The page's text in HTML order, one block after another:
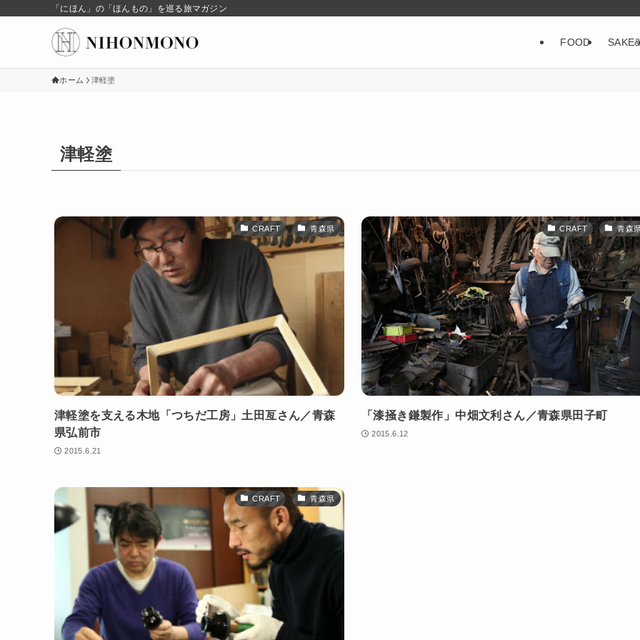
「にほん」の「ほんもの」を巡る旅マガジン
FOOD
ホーム 津軽塗
津軽塗
CRAFT 青森県
津軽塗を支える木地「つちだ工房」土田亙さん／青森
県弘前市
2015.6.21
CRAFT 青森
「漆掻き鎌製作」中畑文利さん／青森県田子町
2015.6.12
CRAFT 青森県